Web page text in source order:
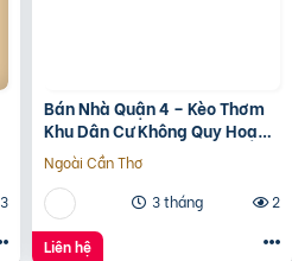
3
Bán Nhà Quận 4 – Kèo Thơm
Khu Dân Cư Không Quy Hoạch
Cách Mặt Tiền Xóm Chiếu
30M
Ngoài Cần Thơ
3 tháng
2
Liên hệ